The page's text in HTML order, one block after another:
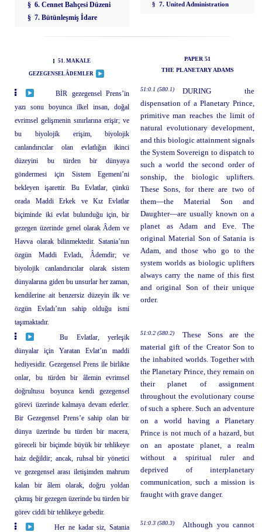
§ 6. Cennet Bahçesi Düzeni
§ 7. Bütünleşmiş İdare
§ 7. United Administration
51. MAKALE
GEZEGENSEL ÂDEMLER
PAPER 51
THE PLANETARY ADAMS
BİR gezegensel Prens’in
yazı sonu boyunca ilkel insan, doğal
evrimsel gelişmenin sınırlarına erişir; ve
bu biyolojik erişim, biyolojik
canlandırıcılar olan evlatlığın ikinci
düzeyini bu türden bir dünyaya
göndermesi için Sistem Egemeni’ni
bekleyen işarettir. Bu Evlatlar, çünkü
orada Maddi Erkek ve Kız Evlatlar
biçiminde iki evlat bulunduğu için, bir
gezegen üzerinde genel olarak Âdem ve
Havva olarak bilinmektedir. Satania’nın
özgün Maddi Evladı, Âdemdir; ve
biyolojik canlandırıcılar olarak sistem
dünyalarına giden bu unsurlar her zaman,
kendilerine ait benzersiz düzeyin ilk ve
özgün Evladı’nın sahip olduğu ismi
taşımaktadır.
51:0.1 (580.1)
DURING the
dispensation of a Planetary Prince,
primitive man reaches the limit of
natural evolutionary development,
and this biologic attainment signals
the System Sovereign to dispatch to
such a world the second order of
sonship, the biologic uplifters.
These Sons, for there are two of
them—the Material Son and
Daughter—are usually known on a
planet as Adam and Eve. The
original Material Son of Satania is
Adam, and those who go to the
system worlds as biologic uplifters
always carry the name of this first
and original Son of their unique
order.
Bu Evlatlar, yerleşik
dünyalar için Yaratan Evlat’ın maddi
hediyesidir. Gezegensel Prens ile birlikte
onlar, bu türden bir âlemin evrimsel
doğrultusu boyunca kendi gezegensel
görevi üzerinde kalmaya devam ederler.
Bir Gezegensel Prens’e sahip olan bir
dünya üzerinde bu türden bir macera,
göreceli bir biçimde büyük bir tehlikeye
haiz değildir; ancak, ruhsal bir yönetici
ve gezegensel arası iletişimden mahrum
kalan bir âlem olarak, doğru yoldan
çıkmış bir gezegen üzerinde bu türden bir
görev ciddi bir tehlikeye gebedir.
51:0.2 (580.2)
These Sons are the
material gift of the Creator Son to
the inhabited worlds. Together with
the Planetary Prince, they remain on
their planet of assignment
throughout the evolutionary course
of such a sphere. Such an adventure
on a world having a Planetary
Prince is not much of a hazard, but
on an apostate planet, a realm
without a spiritual ruler and
deprived of interplanetary
communication, such a mission is
fraught with grave danger.
Her ne kadar siz, Satania
51:0.3 (580.3)
Although you cannot